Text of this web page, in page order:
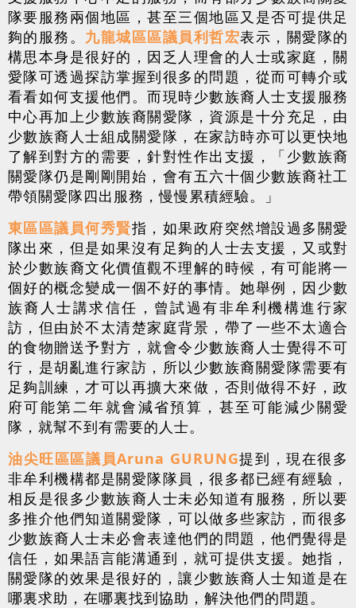
隊要服務兩個地區，甚至三個地區又是否可提供足
夠的服務。 九龍城區區議員利哲宏表示，關愛隊的
構思本身是很好的，因乏人理會的人士或家庭，關
愛隊可透過探訪掌握到很多的問題，從而可轉介或
看看如何支援他們。而現時少數族裔人士支援服務
中心再加上少數族裔關愛隊，資源是十分充足，由
少數族裔人士組成關愛隊，在家訪時亦可以更快地
了解到對方的需要，針對性作出支援，「少數族裔
關愛隊仍是剛剛開始，會有五六十個少數族裔社工
帶領關愛隊四出服務，慢慢累積經驗。」
東區區議員何秀賢指，如果政府突然增設過多關愛
隊出來，但是如果沒有足夠的人士去支援，又或對
於少數族裔文化價值觀不理解的時候，有可能將一
個好的概念變成一個不好的事情。她舉例，因少數
族裔人士講求信任，曾試過有非牟利機構進行家
訪，但由於不太清楚家庭背景，帶了一些不太適合
的食物贈送予對方，就會令少數族裔人士覺得不可
行，是胡亂進行家訪，所以少數族裔關愛隊需要有
足夠訓練，才可以再擴大來做，否則做得不好，政
府可能第二年就會減省預算，甚至可能減少關愛
隊，就幫不到有需要的人士。
油尖旺區區議員Aruna GURUNG提到，現在很多
非牟利機構都是關愛隊隊員，很多都已經有經驗，
相反是很多少數族裔人士未必知道有服務，所以要
多推介他們知道關愛隊，可以做多些家訪，而很多
少數族裔人士未必會表達他們的問題，他們覺得是
信任，如果語言能溝通到，就可提供支援。她指，
關愛隊的效果是很好的，讓少數族裔人士知道是在
哪裏求助，在哪裏找到協助，解決他們的問題。